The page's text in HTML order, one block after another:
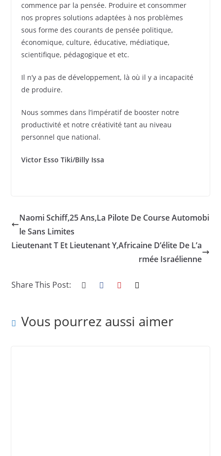
commence par la pensée. Produire et consommer
nos propres solutions adaptées à nos problèmes
sous forme des courants de pensée politique,
économique, culture, éducative, médiatique,
scientifique, pédagogique et etc.
Il n’y a pas de développement, là où il y a incapacité
de produire.
Nous sommes dans l’impératif de booster notre
productivité et notre créativité tant au niveau
personnel que national.
Victor Esso Tiki/Billy Issa
Naomi Schiff,25 Ans,La Pilote De Course Automobi
le Sans Limites
Lieutenant T Et Lieutenant Y,Africaine D’élite De L’a
rmée Israélienne
Share This Post:
Vous pourrez aussi aimer